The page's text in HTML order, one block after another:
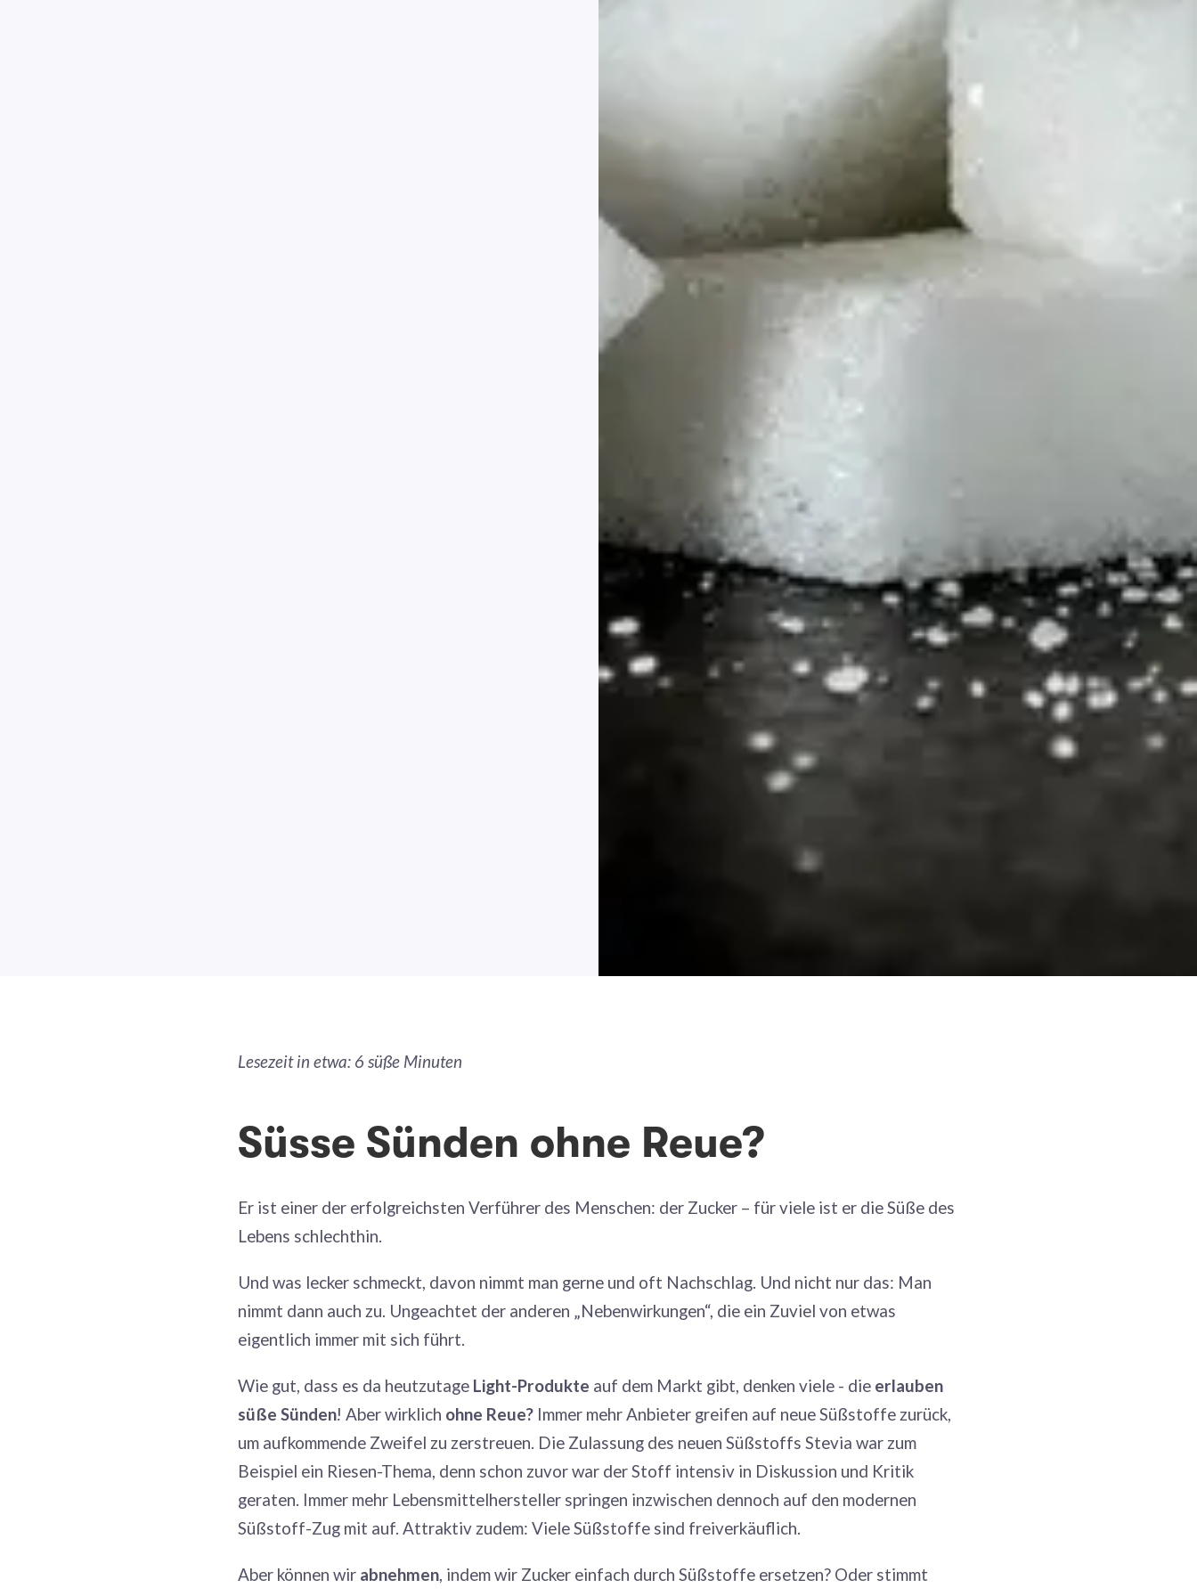
Lesezeit in etwa: 6 süße Minuten
Süsse Sünden ohne Reue?
Er ist einer der erfolgreichsten Verführer des Menschen: der Zucker – für viele ist er die Süße des
Lebens schlechthin.
Und was lecker schmeckt, davon nimmt man gerne und oft Nachschlag. Und nicht nur das: Man
nimmt dann auch zu. Ungeachtet der anderen „Nebenwirkungen“, die ein Zuviel von etwas
eigentlich immer mit sich führt.
Wie gut, dass es da heutzutage Light-Produkte auf dem Markt gibt, denken viele - die erlauben
süße Sünden! Aber wirklich ohne Reue? Immer mehr Anbieter greifen auf neue Süßstoffe zurück,
um aufkommende Zweifel zu zerstreuen. Die Zulassung des neuen Süßstoffs Stevia war zum
Beispiel ein Riesen-Thema, denn schon zuvor war der Stoff intensiv in Diskussion und Kritik
geraten. Immer mehr Lebensmittelhersteller springen inzwischen dennoch auf den modernen
Süßstoff-Zug mit auf. Attraktiv zudem: Viele Süßstoffe sind freiverkäuflich.
Aber können wir abnehmen, indem wir Zucker einfach durch Süßstoffe ersetzen? Oder stimmt